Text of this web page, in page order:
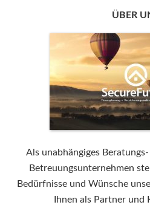
ÜBER
Als unabhängiges
Betreuungsunternehmen
Bedürfnisse und Wünsche
Ihnen als Partner und